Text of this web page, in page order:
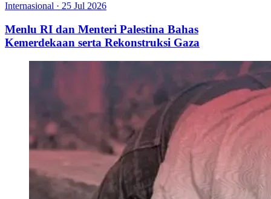
Internasional · 25 Jul 2026
Menlu RI dan Menteri Palestina Bahas
Kemerdekaan serta Rekonstruksi Gaza